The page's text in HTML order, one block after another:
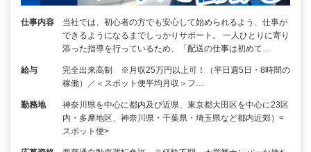
仕事内容
当社では、初心者の方でも安心して始められるよう、仕事が
できるようになるまでしっかりサポート。 一人ひとりに寄り
添った指導を行っているため、「配送の仕事は初めて…
給与
完全出来高制 ※月収25万円以上可！（平日週5日・8時間の
稼働）／＜スポット便平均月収＞フ…
勤務地
神奈川県を中心に都内及び近県、東京都大田区を中心に23区
内・多摩地区、神奈川県・千葉県・埼玉県など都内近郊）<
スポット便>